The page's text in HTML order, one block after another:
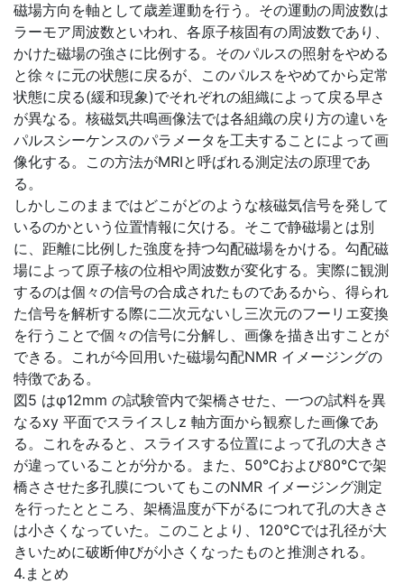
磁場方向を軸として歳差運動を行う。その運動の周波数は
ラーモア周波数といわれ、各原子核固有の周波数であり、
かけた磁場の強さに比例する。そのパルスの照射をやめる
と徐々に元の状態に戻るが、このパルスをやめてから定常
状態に戻る(緩和現象)でそれぞれの組織によって戻る早さ
が異なる。核磁気共鳴画像法では各組織の戻り方の違いを
パルスシーケンスのパラメータを工夫することによって画
像化する。この方法がMRIと呼ばれる測定法の原理であ
る。
しかしこのままではどこがどのような核磁気信号を発して
いるのかという位置情報に欠ける。そこで静磁場とは別
に、距離に比例した強度を持つ勾配磁場をかける。勾配磁
場によって原子核の位相や周波数が変化する。実際に観測
するのは個々の信号の合成されたものであるから、得られ
た信号を解析する際に二次元ないし三次元のフーリエ変換
を行うことで個々の信号に分解し、画像を描き出すことが
できる。これが今回用いた磁場勾配NMR イメージングの
特徴である。
図5 はφ12mm の試験管内で架橋させた、一つの試料を異
なるxy 平面でスライスしz 軸方面から観察した画像であ
る。これをみると、スライスする位置によって孔の大きさ
が違っていることが分かる。また、50℃および80℃で架
橋ささせた多孔膜についてもこのNMR イメージング測定
を行ったとところ、架橋温度が下がるにつれて孔の大きさ
は小さくなっていた。このことより、120℃では孔径が大
きいために破断伸びが小さくなったものと推測される。
4.まとめ